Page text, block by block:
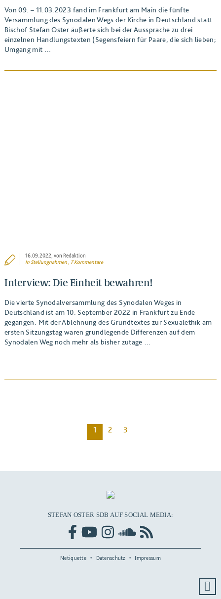
Von 09. – 11.03.2023 fand im Frankfurt am Main die fünfte
Versammlung des Synodalen Wegs der Kirche in Deutschland statt.
Bischof Stefan Oster äußerte sich bei der Aussprache zu drei
einzelnen Handlungstexten (Segensfeiern für Paare, die sich lieben;
Umgang mit …
16.09.2022, von Redaktion
InStellungnahmen , 7 Kommentare
Interview: Die Einheit bewahren!
Die vierte Synodalversammlung des Synodalen Weges in
Deutschland ist am 10. September 2022 in Frankfurt zu Ende
gegangen. Mit der Ablehnung des Grundtextes zur Sexualethik am
ersten Sitzungstag waren grundlegende Differenzen auf dem
Synodalen Weg noch mehr als bisher zutage …
1 2 3
STEFAN OSTER SDB AUF SOCIAL MEDIA:
Netiquette Datenschutz Impressum